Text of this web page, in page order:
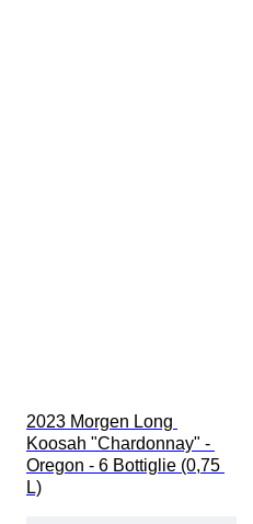
2023 Morgen Long
Koosah "Chardonnay" -
Oregon - 6 Bottiglie (0,75
L)